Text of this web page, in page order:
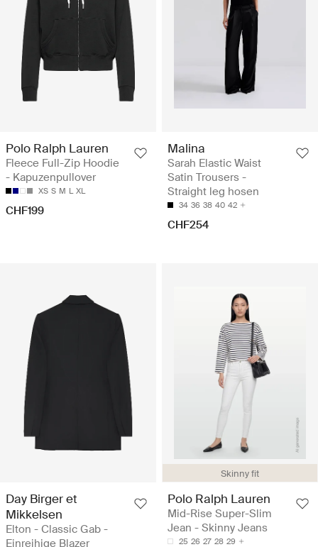
Polo Ralph Lauren
Fleece Full-Zip Hoodie
- Kapuzenpullover
XS S M L XL
CHF199
Malina
Sarah Elastic Waist
Satin Trousers -
Straight leg hosen
34 36 38 40 42
CHF254
Day Birger et
Mikkelsen
Elton - Classic Gab -
Einreihige Blazer
Skinny fit
Polo Ralph Lauren
Mid-Rise Super-Slim
Jean - Skinny Jeans
25 26 27 28 29